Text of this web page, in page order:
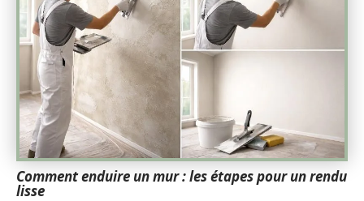
Comment enduire un mur : les étapes pour un rendu
lisse